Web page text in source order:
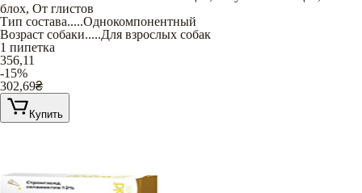
блох, От глистов
Тип состава.....Однокомпонентный
Возраст собаки.....Для взрослых собак
1 пипетка
356,11
-15%
302,69₴
Купить